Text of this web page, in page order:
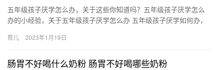
五年级孩子厌学怎么办，关于这些你知道吗？五年级孩子厌学怎么
办的小经验，关于五年级孩子厌学怎么办 五年级孩子厌学如何办，
五…
育儿 2023年1月19日
肠胃不好喝什么奶粉 肠胃不好喝哪些奶粉